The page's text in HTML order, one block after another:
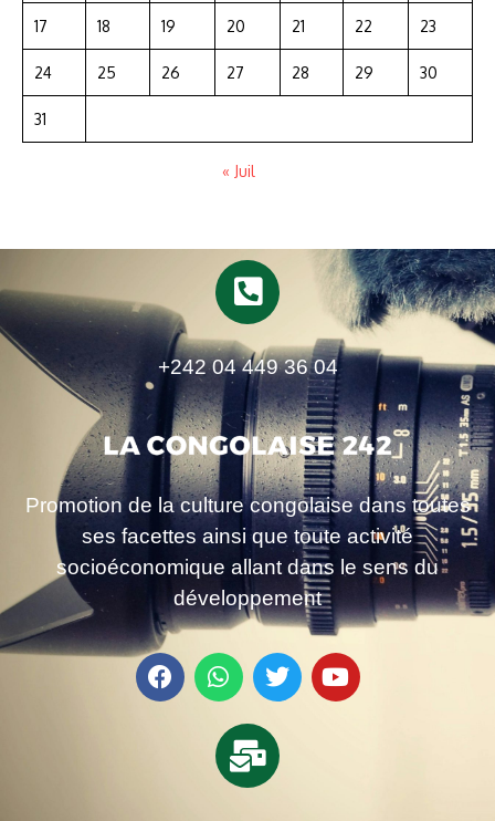
17 18 19 20 21 22 23
24 25 26 27 28 29 30
31
« Juil
+242 04 449 36 04
Promotion de la culture congolaise dans toutes
ses facettes ainsi que toute activité
socioéconomique allant dans le sens du
développement